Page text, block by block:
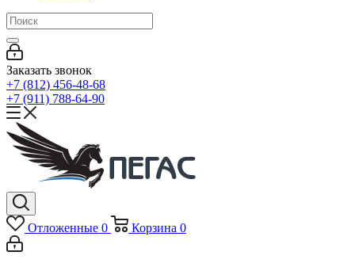
Заказать звонок
+7 (812) 456-48-68
+7 (911) 788-64-90
Отложенные 0 Корзина 0